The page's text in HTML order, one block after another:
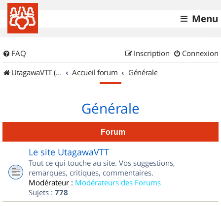
Menu
FAQ Connexion
Inscription
UtagawaVTT (Randos VTT et VTTAE avec traces GPS)
Accueil forum Générale
Générale
Forum
Le site UtagawaVTT
Tout ce qui touche au site. Vos suggestions,
remarques, critiques, commentaires.
Modérateur : Modérateurs des Forums
Sujets : 778